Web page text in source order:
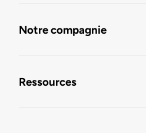
Notre compagnie
Ressources